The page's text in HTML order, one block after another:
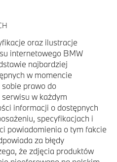
oraz ilustracje
internetowego BMW
najbardziej
w momencie
prawo do
w każdym
informacji o dostępnych
specyfikacjach i
powiadomienia o tym fakcie
za błędy
że zdjęcia produktów